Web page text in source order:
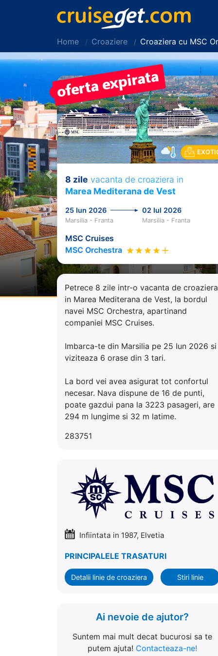
Home Croaziere Croaziera cu MSC
Previous
PRET REDUS!
8 zile vacanta de croaziera in
Marea Mediterana de Vest
25 Iun 2026 02 Iul 2026
Marsilia - Franta Marsilia - Franta
MSC Cruises
MSC Orchestra
Petrece 8 zile intr-o vacanta de croaziera
in Marea Mediterana de Vest, la bordul
navei MSC Orchestra, apartinand
companiei MSC Cruises.
Imbarca-te din Marsilia pe 25 Iun 2026 si
viziteaza 6 orase din 3 tari.
La bord vei avea asigurat tot confortul
necesar. Nava dispune de 16 de punti,
poate gazdui pana la 3223 pasageri, are
294 m lungime si 32 m latime.
283751
Infiintata in 1987, Elvetia
PRINCIPALELE TRASATURI
Detalii linie de croaziera Stiri linie
Ai nevoie de ajutor?
Suntem mai mult decat bucurosi sa te
putem ajuta! Contacteaza-ne!